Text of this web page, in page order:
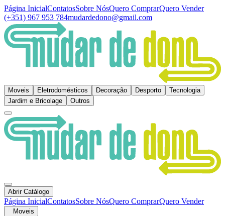
Página InicialContatosSobre NósQuero ComprarQuero Vender
(+351) 967 953 784mudardedono@gmail.com
Moveis Eletrodomésticos Decoração Desporto
Tecnologia
Jardim e Bricolage
Outros
Abrir Catálogo
Página InicialContatosSobre NósQuero ComprarQuero Vender
Moveis